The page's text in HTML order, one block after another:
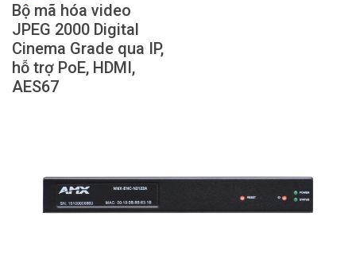
Ngôn ngữ/Khu vực
Bộ mã hóa video
JPEG 2000 Digital
Cinema Grade qua IP,
hỗ trợ PoE, HDMI,
AES67